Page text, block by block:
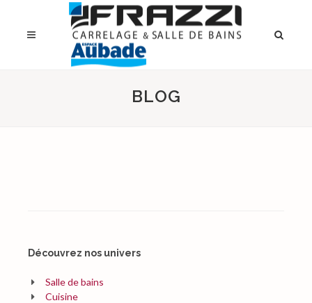
BLOG
Découvrez nos univers
Salle de bains
Cuisine